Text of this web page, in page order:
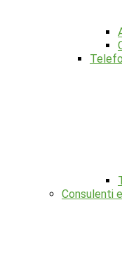
Consulenti